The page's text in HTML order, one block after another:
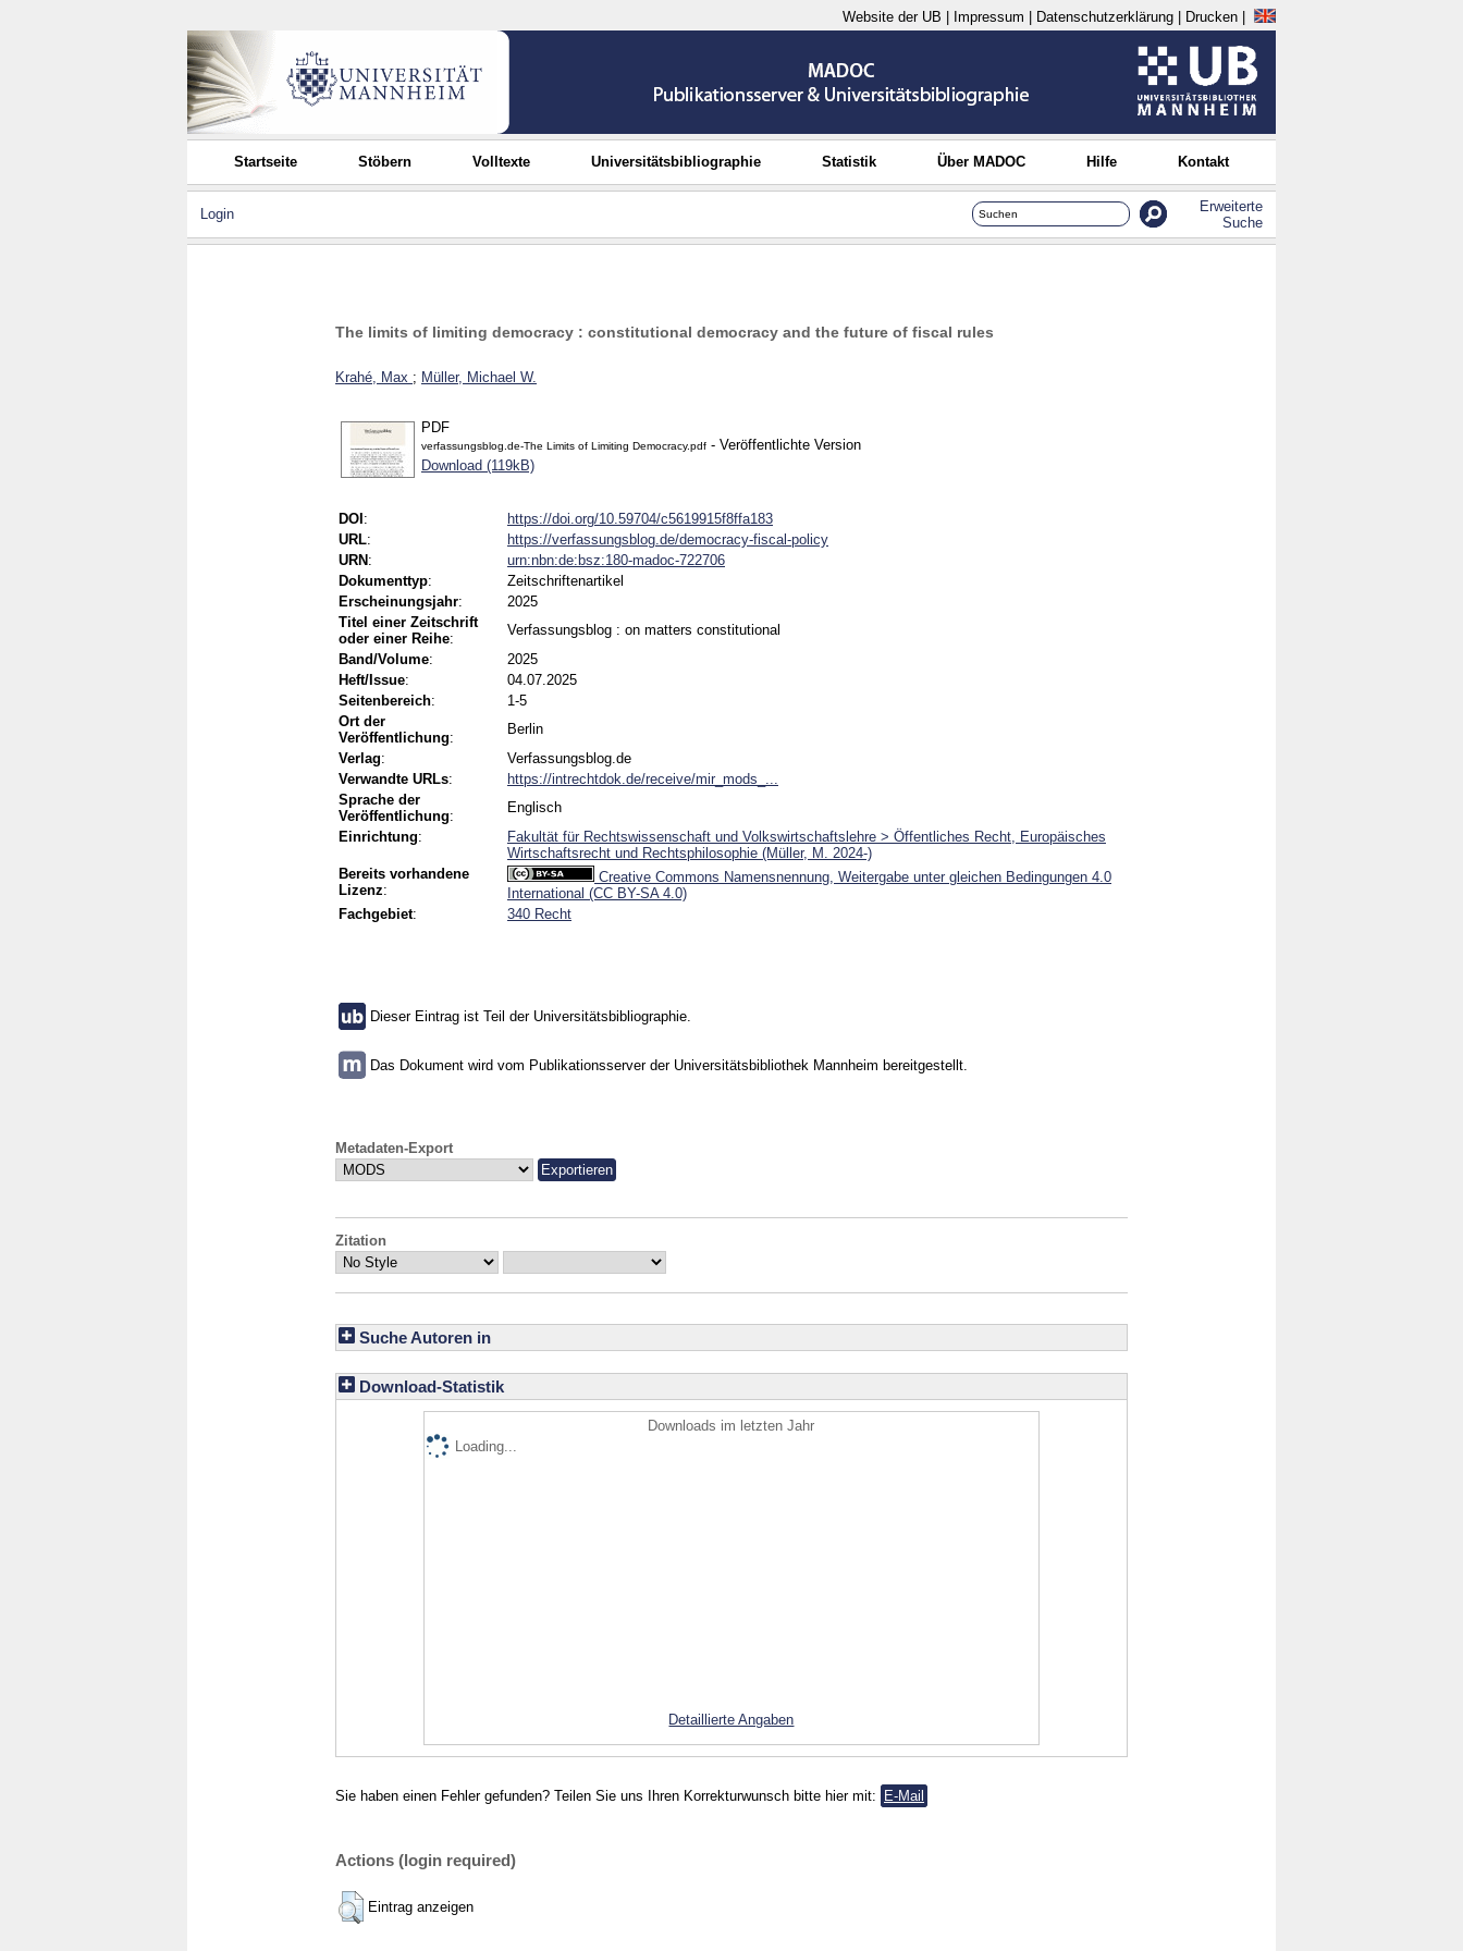
Website der UB Impressum Datenschutzerklärung Drucken
Startseite Stöbern Volltexte Universitätsbibliographie Statistik Über MADOC Hilfe Kontakt
Login
Erweiterte
Suche
The limits of limiting democracy : constitutional democracy and the future of fiscal rules
Krahé, Max ; Müller, Michael W.
PDF
verfassungsblog.de-The Limits of Limiting Democracy.pdf - Veröffentlichte Version
Download (119kB)
DOI :
https://doi.org/10.59704/c5619915f8ffa183
URL:
https://verfassungsblog.de/democracy-fiscal-policy
URN :
urn:nbn:de:bsz:180-madoc-722706
Dokumenttyp:
Zeitschriftenartikel
Erscheinungsjahr:
2025
Titel einer Zeitschrift
oder einer Reihe:
Verfassungsblog : on matters constitutional
Band/Volume:
2025
Heft/Issue:
04.07.2025
Seitenbereich:
1-5
Ort der
Veröffentlichung:
Berlin
Verlag:
Verfassungsblog.de
Verwandte URLs:
https://intrechtdok.de/receive/mir_mods_...
Sprache der
Veröffentlichung:
Englisch
Einrichtung:
Fakultät für Rechtswissenschaft und Volkswirtschaftslehre > Öffentliches Recht, Europäisches
Wirtschaftsrecht und Rechtsphilosophie (Müller, M. 2024-)
Bereits vorhandene
Lizenz:
Creative Commons Namensnennung, Weitergabe unter gleichen Bedingungen 4.0
International (CC BY-SA 4.0)
Fachgebiet: 340 Recht
Dieser Eintrag ist Teil der Universitätsbibliographie.
Das Dokument wird vom Publikationsserver der Universitätsbibliothek Mannheim bereitgestellt.
Metadaten-Export
Zitation
Suche Autoren in
Download-Statistik
Downloads im letzten Jahr
Loading...
Detaillierte Angaben
Sie haben einen Fehler gefunden? Teilen Sie uns Ihren Korrekturwunsch bitte hier mit: E-Mail
Actions (login required)
Eintrag anzeigen